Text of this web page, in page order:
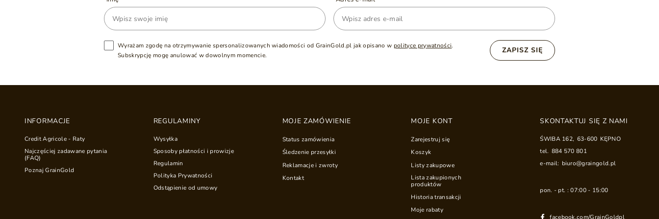
Wyrażam zgodę na otrzymywanie spersonalizowanych wiadomości od GrainGold.pl jak opisano w polityce prywatności.
Subskrypcję mogę anulować w dowolnym momencie.
ZAPISZ SIĘ
INFORMACJE
Credit Agricole - Raty
Najczęściej zadawane pytania
(FAQ)
Poznaj GrainGold
REGULAMINY
Wysyłka
Sposoby płatności i prowizje
Regulamin
Polityka Prywatności
Odstąpienie od umowy
MOJE ZAMÓWIENIE
Status zamówienia
Śledzenie przesyłki
Reklamacje i zwroty
Kontakt
MOJE KONT
Zarejestruj się
Koszyk
Listy zakupowe
Lista zakupionych
produktów
Historia transakcji
Moje rabaty
SKONTAKTUJ SIĘ Z NAMI
ŚWIBA 162, 63-600 KĘPNO
tel. 884 570 801
e-mail: biuro@graingold.pl
pon. - pt. : 07:00 - 15:00
facebook.com/GrainGoldpl